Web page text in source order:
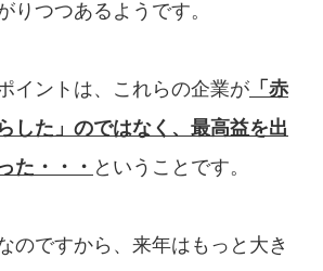
りつつあるようです。
イントは、これらの企業が 「赤
した」のではなく、最高益を出
た・・・ ということです。
のですから、来年はもっと大き